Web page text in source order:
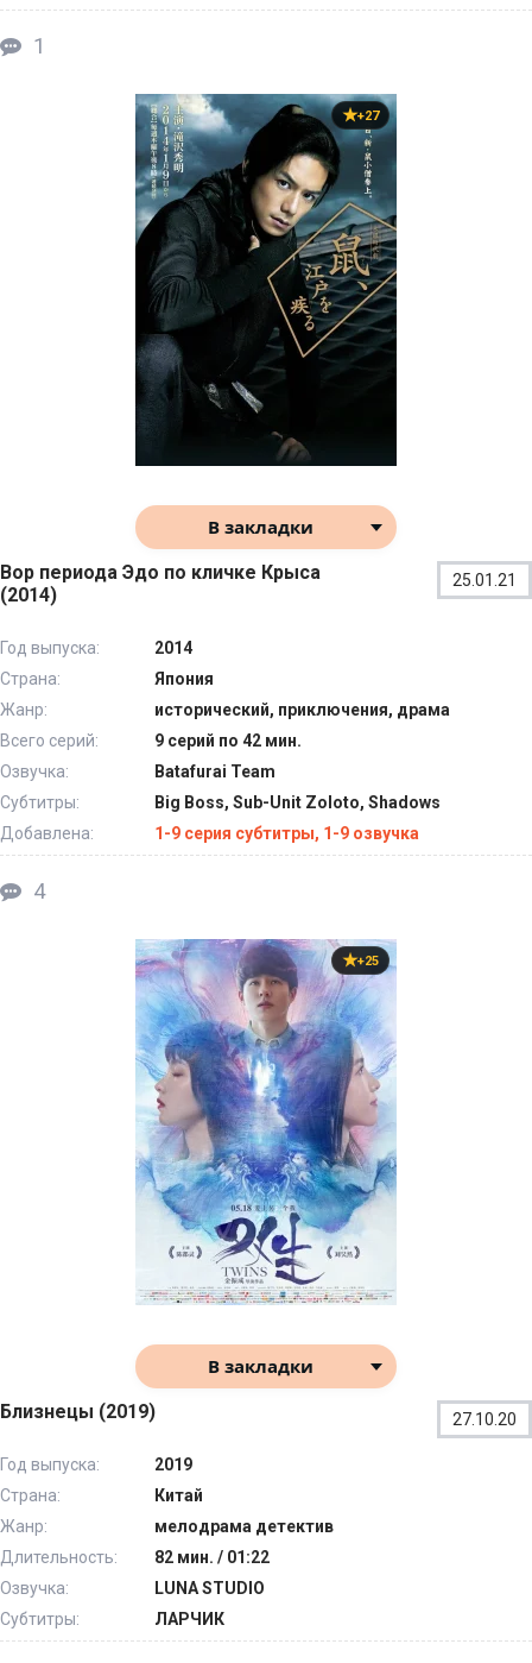
1
+27
В закладки
Вор периода Эдо по кличке Крыса
(2014)
25.01.21
Год выпуска:
2014
Страна:
Япония
Жанр:
исторический, приключения, драма
Всего серий:
9 серий по 42 мин.
Озвучка:
Batafurai Team
Субтитры:
Big Boss, Sub-Unit Zoloto, Shadows
Добавлена:
1-9 серия субтитры, 1-9 озвучка
4
+25
В закладки
Близнецы (2019) 27.10.20
Год выпуска:
2019
Страна:
Китай
Жанр:
мелодрама детектив
Длительность:
82 мин. / 01:22
Озвучка:
LUNA STUDIO
Субтитры:
ЛАРЧИК